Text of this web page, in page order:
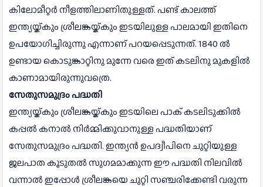
കിലോമീറ്റര്‍ നീളത്തിലാണിതുള്ളത്. പണ്ട് കാലത്ത്
ഇന്ത്യയ്ക്കും ശ്രീലങ്കയ്ക്കും ഇടയിലുള്ള പാലമായി ഇതിനെ
ഉപയോഗിച്ചിരുന്നു എന്നാണ് പറയപ്പെടുന്നത്. 1840 ല്‍
ഉണ്ടായ കൊടുങ്കാറ്റിനു മുന്നേ വരെ ഇത് കടലിനു മുകളില്‍
കാണാമായിരുന്നുവത്രെ.
സേതുസമുദ്രം പദ്ധതി
ഇന്ത്യയ്ക്കും ശ്രീലങ്കയ്ക്കും ഇടയിലെ പാക് കടലിടുക്കില്‍
കപ്പല്‍ കനാല്‍ നിര്‍മ്മിക്കുവാനുള്ള പദ്ധതിയാണ്
സേതുസമുദ്രം പദ്ധതി. ഇന്ത്യന്‍ ഉപദ്വീപിനെ ചുറ്റിയുള്ള
ജലപാത കൂടുതല്‍ സുഗമമാക്കുന്ന ഈ പദ്ധതി നിലവില്‍
വന്നാല്‍ ഇപ്പോള്‍ ശ്രീലങ്കയെ ചുറ്റി സഞ്ചരിക്കേണ്ടി വരുന്ന